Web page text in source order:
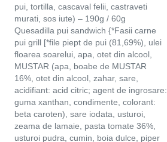
pui, tortilla, cascaval felii, castraveti
murati, sos iute) – 190g / 60g
Quesadilla pui sandwich {*Fasii carne
pui grill [*file piept de pui (81,69%), ulei
floarea soarelui, apa, otet din alcool,
MUSTAR (apa, boabe de MUSTAR
16%, otet din alcool, zahar, sare,
acidifiant: acid citric; agent de ingrosare:
guma xanthan, condimente, colorant:
beta caroten), sare iodata, usturoi,
zeama de lamaie, pasta tomate 36%,
usturoi pudra, cumin, boia dulce, piper